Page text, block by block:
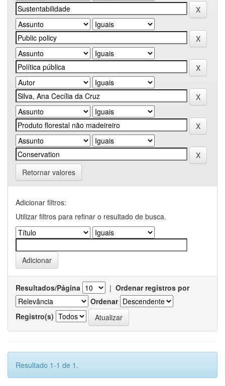
Retornar valores
Adicionar filtros:
Utilizar filtros para refinar o resultado de busca.
Resultados/Página | Ordenar registros por
Ordenar
Registro(s)
Resultado 1-1 de 1.